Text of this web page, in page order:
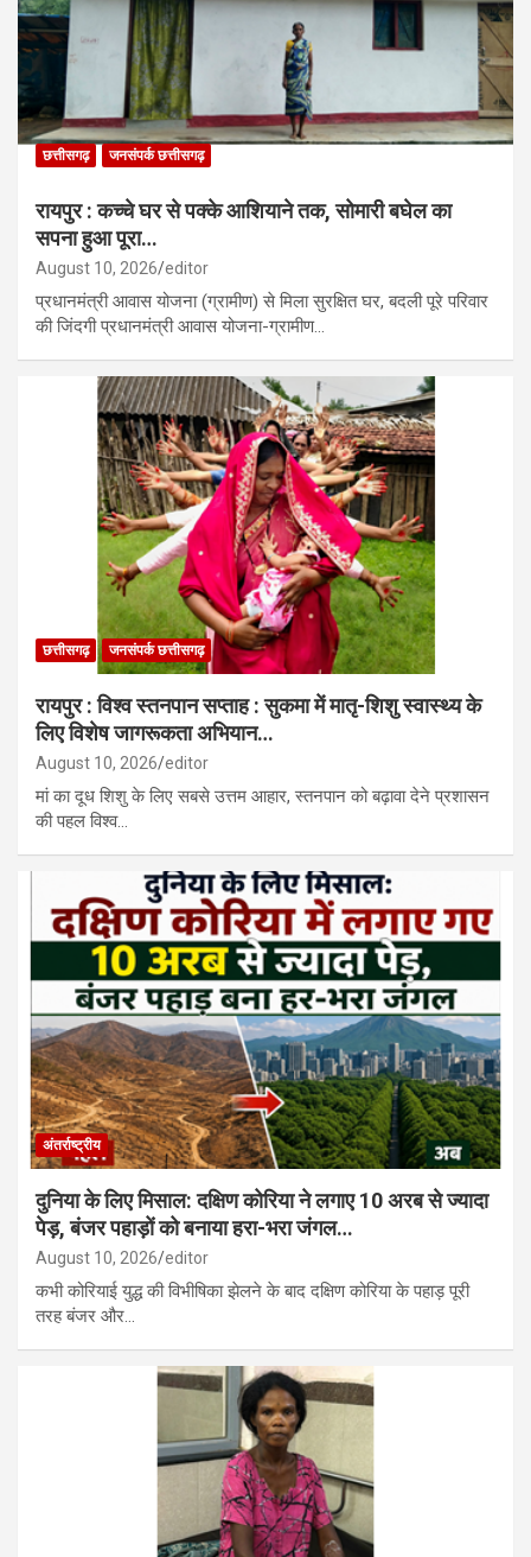
छत्तीसगढ़ जनसंपर्क छत्तीसगढ़
रायपुर : कच्चे घर से पक्के आशियाने तक, सोमारी बघेल का
सपना हुआ पूरा…
August 10, 2026 editor
प्रधानमंत्री आवास योजना (ग्रामीण) से मिला सुरक्षित घर, बदली पूरे परिवार
की जिंदगी प्रधानमंत्री आवास योजना-ग्रामीण…
छत्तीसगढ़ जनसंपर्क छत्तीसगढ़
रायपुर : विश्व स्तनपान सप्ताह : सुकमा में मातृ-शिशु स्वास्थ्य के
लिए विशेष जागरूकता अभियान…
August 10, 2026 editor
मां का दूध शिशु के लिए सबसे उत्तम आहार, स्तनपान को बढ़ावा देने प्रशासन
की पहल विश्व…
अंतर्राष्ट्रीय
दुनिया के लिए मिसाल: दक्षिण कोरिया ने लगाए 10 अरब से ज्यादा
पेड़, बंजर पहाड़ों को बनाया हरा-भरा जंगल…
August 10, 2026 editor
कभी कोरियाई युद्ध की विभीषिका झेलने के बाद दक्षिण कोरिया के पहाड़ पूरी
तरह बंजर और…